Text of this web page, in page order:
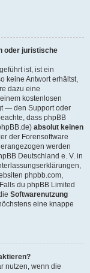
oder juristische
ist, ist ein
keine Antwort erhältst,
dazu eine
kostenlosen
— den Support oder
dass phpBB
absolut keinen
der Forensoftware
werden
Deutschland e. V. in
phpbb.com,
du phpBB Limited
Softwarenutzung
eine knappe
nutzen, wenn die